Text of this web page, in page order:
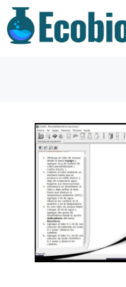
Saltar
al
contenido